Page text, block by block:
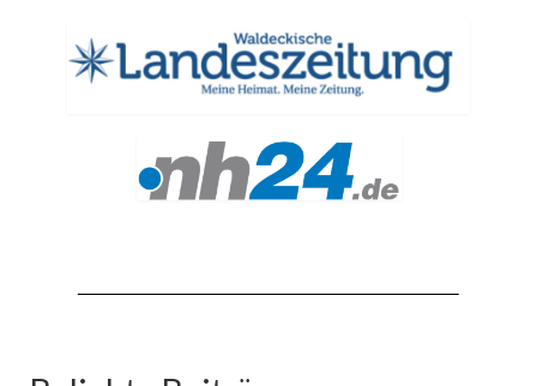
Jahresrückblick 2023
Tag der offenen Tür 2015
Tag der offenen Tür 2018